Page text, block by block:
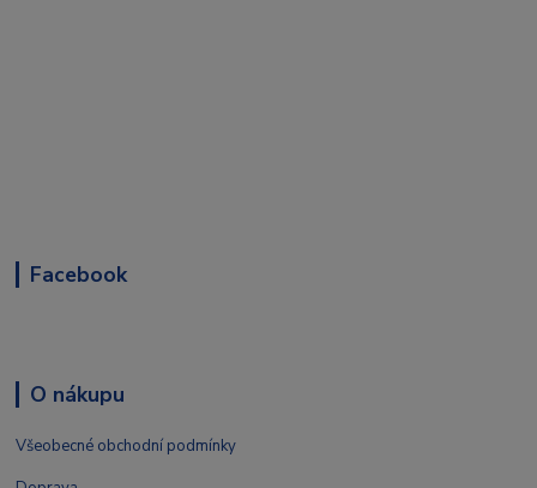
Facebook
O nákupu
Všeobecné obchodní podmínky